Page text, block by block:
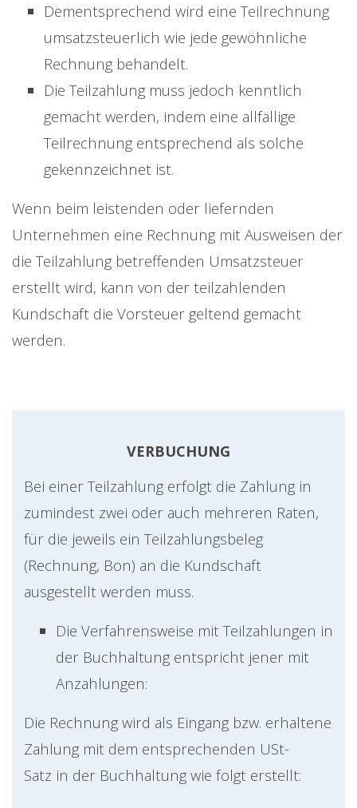
Dementsprechend wird eine Teilrechnung
umsatzsteuerlich wie jede gewöhnliche
Rechnung behandelt.
Die Teilzahlung muss jedoch kenntlich
gemacht werden, indem eine allfällige
Teilrechnung entsprechend als solche
gekennzeichnet ist.
Wenn beim leistenden oder liefernden
Unternehmen eine Rechnung mit Ausweisen der
die Teilzahlung betreffenden Umsatzsteuer
erstellt wird, kann von der teilzahlenden
Kundschaft die Vorsteuer geltend gemacht
werden.
VERBUCHUNG
Bei einer Teilzahlung erfolgt die Zahlung in
zumindest zwei oder auch mehreren Raten,
für die jeweils ein Teilzahlungsbeleg
(Rechnung, Bon) an die Kundschaft
ausgestellt werden muss.
Die Verfahrensweise mit Teilzahlungen in
der Buchhaltung entspricht jener mit
Anzahlungen:
Die Rechnung wird als Eingang bzw. erhaltene
Zahlung mit dem entsprechenden USt-
Satz in der Buchhaltung wie folgt erstellt: